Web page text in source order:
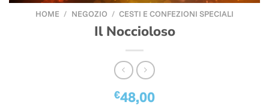
HOME / NEGOZIO / CESTI E CONFEZIONI SPECIALI
Il Noccioloso
€48,00